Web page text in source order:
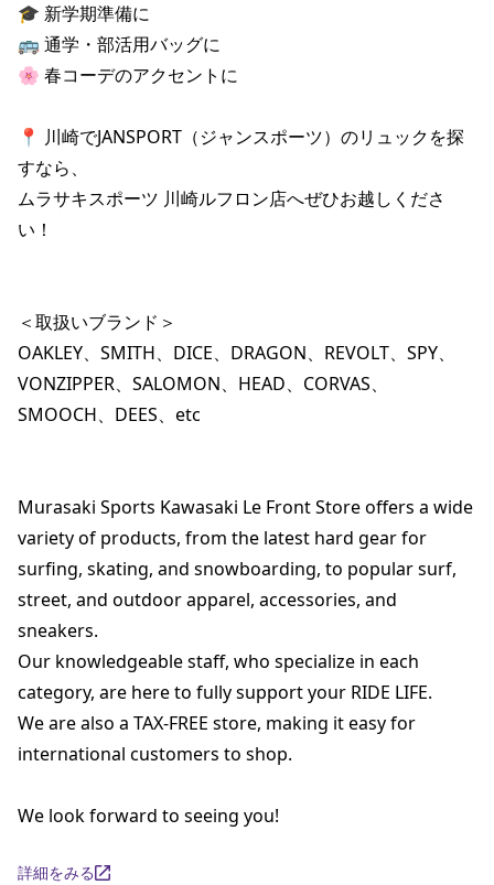
🎓 新学期準備に
🚌 通学・部活用バッグに
🌸 春コーデのアクセントに
📍 川崎でJANSPORT（ジャンスポーツ）のリュックを探
すなら、
ムラサキスポーツ 川崎ルフロン店へぜひお越しくださ
い！
＜取扱いブランド＞
OAKLEY、SMITH、DICE、DRAGON、REVOLT、SPY、
VONZIPPER、SALOMON、HEAD、CORVAS、
SMOOCH、DEES、etc
Murasaki Sports Kawasaki Le Front Store offers a wide
variety of products, from the latest hard gear for
surfing, skating, and snowboarding, to popular surf,
street, and outdoor apparel, accessories, and
sneakers.
Our knowledgeable staff, who specialize in each
category, are here to fully support your RIDE LIFE.
We are also a TAX-FREE store, making it easy for
international customers to shop.
We look forward to seeing you!
詳細をみる